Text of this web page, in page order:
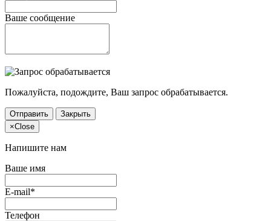
Ваше сообщение
Пожалуйста, подождите, Ваш запрос обрабатывается.
Отправить
Закрыть
×Close
Напишите нам
Ваше имя
E-mail*
Телефон